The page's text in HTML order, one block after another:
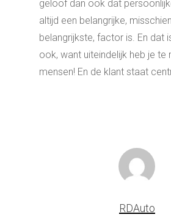
geloof dan ook dat
altijd een belangrijke,
belangrijkste, factor is. En dat
ook, want uiteindelijk heb je te
mensen! En de klant staat
RDAuto